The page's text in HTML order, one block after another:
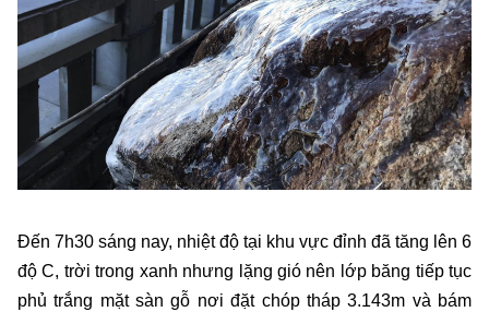
Đến 7h30 sáng nay, nhiệt độ tại khu vực đỉnh đã tăng lên 6
độ C, trời trong xanh nhưng lặng gió nên lớp băng tiếp tục
phủ trắng mặt sàn gỗ nơi đặt chóp tháp 3.143m và bám